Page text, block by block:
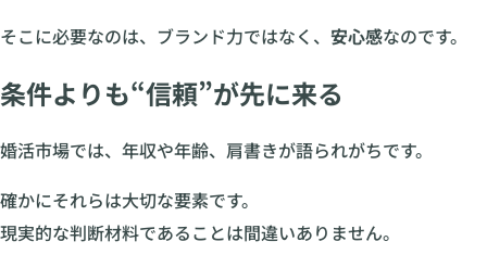
そこに必要なのは、ブランド力ではなく、 安心感なのです。
条件よりも“信頼”が先に来る
婚活市場では、年収や年齢、肩書きが語られがちです。
確かにそれらは大切な要素です。
現実的な判断材料であることは間違いありません。